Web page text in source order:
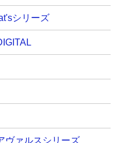
シリーズ
ヴァルスシリーズ